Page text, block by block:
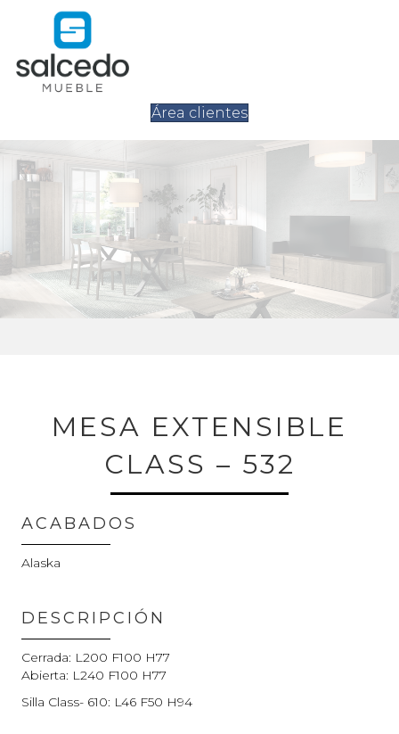
Área clientes
MESA EXTENSIBLE
CLASS – 532
ACABADOS
Alaska
DESCRIPCIÓN
Cerrada: L200 F100 H77
Abierta: L240 F100 H77
Silla Class- 610: L46 F50 H94